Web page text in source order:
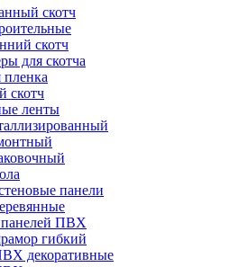
скотч
скотч
для скотча
скотч
ленты
панели
панелей ПВХ
гибкий
декоративные